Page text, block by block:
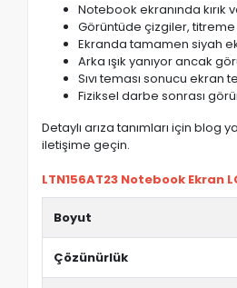
Notebook ekranında kırık
Görüntüde çizgiler,
Ekranda tamamen siyah
Arka ışık yanıyor ancak
Sıvı teması sonucu ekran
Fiziksel darbe sonrası
Detaylı arıza tanımları için
iletişime geçin.
LTN156AT23 Notebook Ekran
Boyut
Çözünürlük